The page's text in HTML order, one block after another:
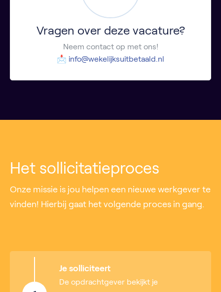
Vragen over deze vacature?
Neem contact op met ons!
📩 info@wekelijksuitbetaald.nl
Het sollicitatieproces
Onze missie is jou helpen een nieuwe werkgever te
vinden! Hierbij gaat het volgende proces in gang.
Je solliciteert
De opdrachtgever bekijkt je